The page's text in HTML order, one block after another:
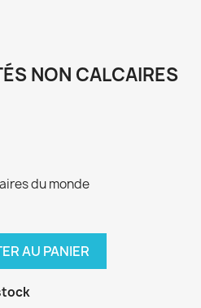
NON CALCAIRES
du monde
AU PANIER